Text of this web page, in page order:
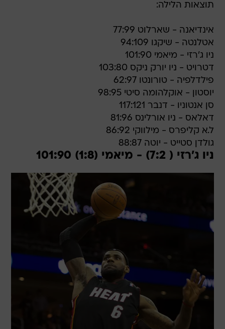
תוצאות הלילה:
אינדיאנה - שארלוט 77:99
אטלנטה - שיקגו 94:109
ניו ג'רזי - מיאמי 101:90
דטרויט - ניו יורק ניקס 103:80
פילדלפיה - טורונטו 62:97
יוסטון - אוקלהומה סיטי 98:95
סן אנטוניו - דנבר 117:121
דאלאס - ניו אורלינס 81:96
ל.א קליפרס - מילווקי 86:92
גולדן סטייט - יוטה 88:87
ניו ג'רזי ( 7:2) - מיאמי (1:8) 101:90